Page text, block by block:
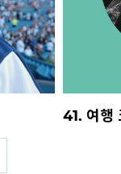
41. 여행